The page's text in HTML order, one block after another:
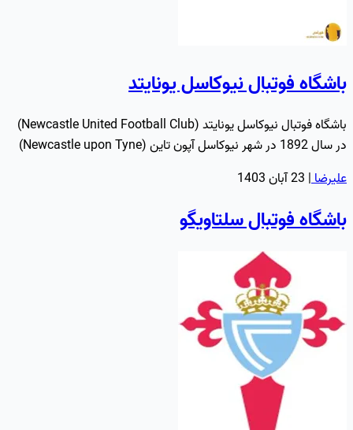
باشگاه فوتبال نیوکاسل یونایتد
باشگاه فوتبال نیوکاسل یونایتد (Newcastle United Football Club)
در سال 1892 در شهر نیوکاسل آپون تاین (Newcastle upon Tyne)
علیرضا| 23 آبان 1403
باشگاه فوتبال سلتاویگو